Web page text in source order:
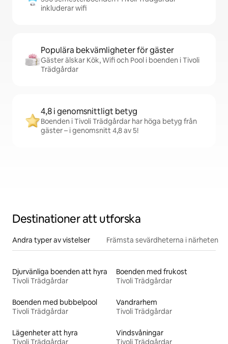
inkluderar wifi
Populära bekvämligheter för gäster
Gäster älskar Kök, Wifi och Pool i boenden i Tivoli
Trädgårdar
4,8 i genomsnittligt betyg
Boenden i Tivoli Trädgårdar har höga betyg från
gäster – i genomsnitt 4,8 av 5!
Destinationer att utforska
Andra typer av vistelser Främsta sevärdheterna i närheten
Djurvänliga boenden att hyra
Tivoli Trädgårdar
Boenden med frukost
Tivoli Trädgårdar
Boenden med bubbelpool
Tivoli Trädgårdar
Vandrarhem
Tivoli Trädgårdar
Lägenheter att hyra
Tivoli Trädgårdar
Vindsvåningar
Tivoli Trädgårdar